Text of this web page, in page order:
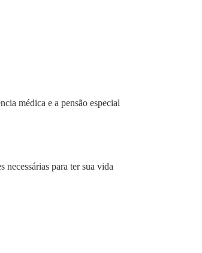
médica e a pensão especial
para ter sua vida